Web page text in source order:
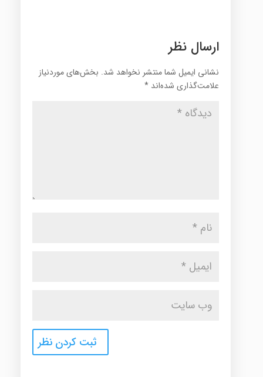
ارسال نظر
نشانی ایمیل شما منتشر نخواهد شد. بخش‌های موردنیاز
علامت‌گذاری شده‌اند *